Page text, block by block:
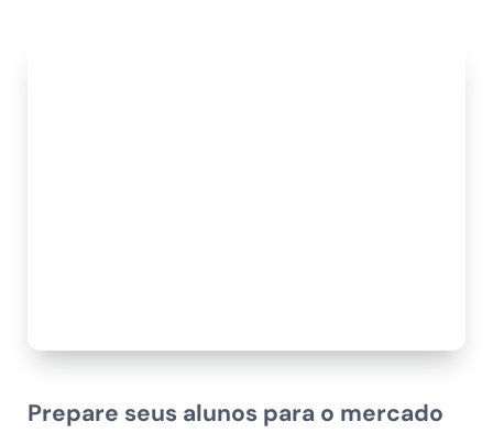
Prepare seus alunos para o mercado